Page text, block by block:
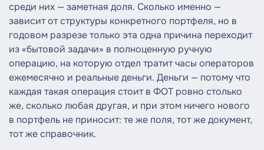
среди них — заметная доля. Сколько именно —
зависит от структуры конкретного портфеля, но в
годовом разрезе только эта одна причина переходит
из «бытовой задачи» в полноценную ручную
операцию, на которую отдел тратит часы операторов
ежемесячно и реальные деньги. Деньги — потому что
каждая такая операция стоит в ФОТ ровно столько
же, сколько любая другая, и при этом ничего нового
в портфель не приносит: те же поля, тот же документ,
тот же справочник.